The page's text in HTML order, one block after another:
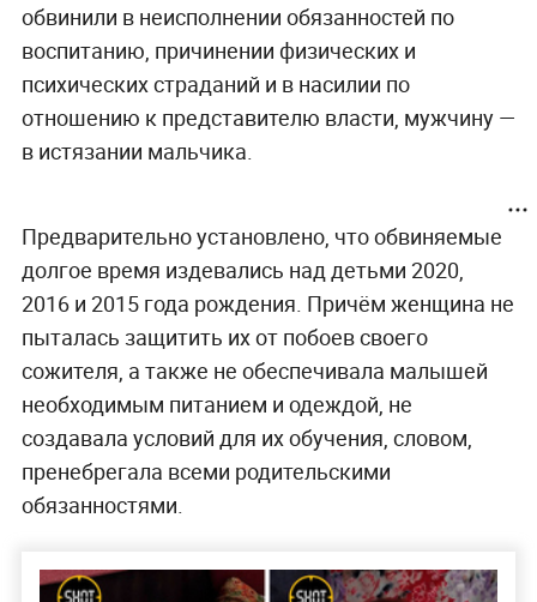
обвинили в неисполнении обязанностей по
воспитанию, причинении физических и
психических страданий и в насилии по
отношению к представителю власти, мужчину —
в истязании мальчика.
Предварительно установлено, что обвиняемые
долгое время издевались над детьми 2020,
2016 и 2015 года рождения. Причём женщина не
пыталась защитить их от побоев своего
сожителя, а также не обеспечивала малышей
необходимым питанием и одеждой, не
создавала условий для их обучения, словом,
пренебрегала всеми родительскими
обязанностями.